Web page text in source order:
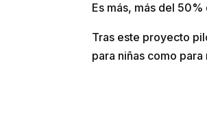
Es más, más del
Tras este proyecto
para niñas como para